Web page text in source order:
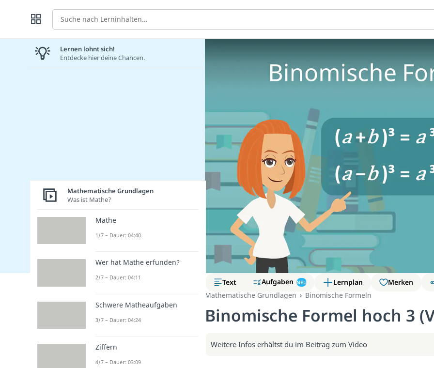
Suche
Text Aufgaben NEU Lernplan Merken
Mathematische Grundlagen
Binomische Formeln
Binomische Formel hoch 3
Weitere Infos erhältst du im Beitrag zum Video
Lernen lohnt sich!
Entdecke hier deine Chancen.
Mathematische Grundlagen
Was ist Mathe?
Mathe
1/7 – Dauer: 04:40
Wer hat Mathe erfunden?
2/7 – Dauer: 04:11
Schwere Matheaufgaben
3/7 – Dauer: 04:24
Ziffern
4/7 – Dauer: 03:09